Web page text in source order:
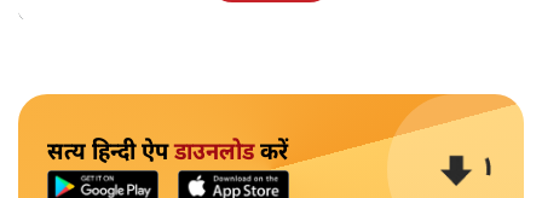
अपनाएगा।
सत्य हिन्दी ऐपडाउनलोडकरें